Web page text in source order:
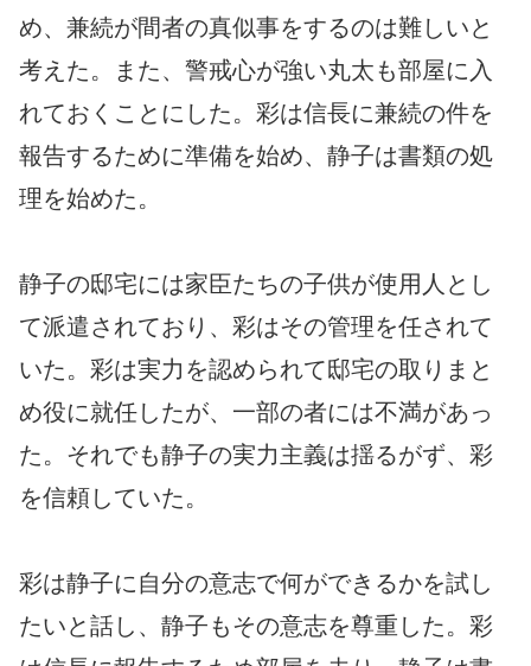
め、兼続が間者の真似事をするのは難しいと
考えた。また、警戒心が強い丸太も部屋に入
れておくことにした。彩は信長に兼続の件を
報告するために準備を始め、静子は書類の処
理を始めた。
静子の邸宅には家臣たちの子供が使用人とし
て派遣されており、彩はその管理を任されて
いた。彩は実力を認められて邸宅の取りまと
め役に就任したが、一部の者には不満があっ
た。それでも静子の実力主義は揺るがず、彩
を信頼していた。
彩は静子に自分の意志で何ができるかを試し
たいと話し、静子もその意志を尊重した。彩